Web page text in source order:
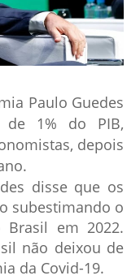
Paulo Guedes
de 1% do PIB,
depois
disse que os
subestimando o
Brasil em 2022.
não deixou de
da Covid-19.